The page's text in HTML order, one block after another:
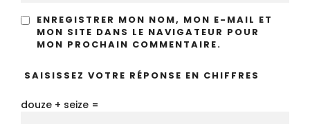
ENREGISTRER MON NOM, MON E-MAIL ET
MON SITE DANS LE NAVIGATEUR POUR
MON PROCHAIN COMMENTAIRE.
SAISISSEZ VOTRE RÉPONSE EN CHIFFRES
douze + seize =